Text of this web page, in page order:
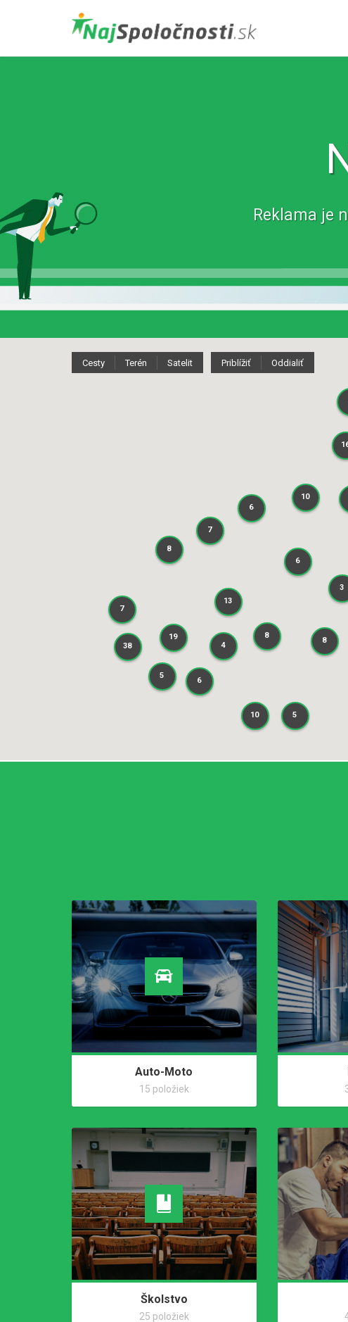
Reklama je
19
6
5
38
10
7
13
8
10
4
5
8
7
6
8
6
3
19
6
5
38
10
7
13
8
10
4
5
8
7
6
8
6
3
Cesty Terén Satelit Priblížiť Oddialiť
Auto-Moto
15 položiek
Školstvo
25 položiek